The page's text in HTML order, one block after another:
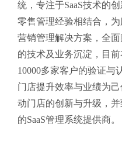
统 ，专注于SaaS技术的
零售管理经验相结合，
营销管理解决方案，全
的技术及业务沉淀，目
10000多家客户的验证与
门店提升效率与业绩为
动门店的创新与升级，
的SaaS管理系统提供商。